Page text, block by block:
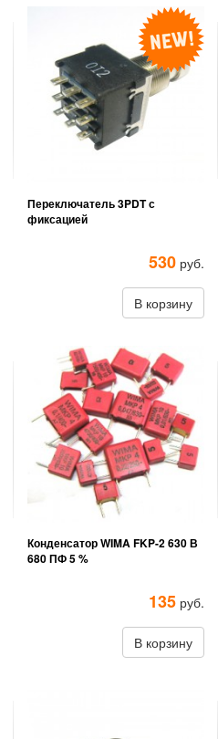
Переключатель 3PDT с
фиксацией
530 руб.
В корзину
Конденсатор WIMA FKP-2 630 В
680 ПФ 5 %
135 руб.
В корзину